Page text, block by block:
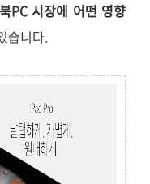
PC 시장에 어떤 영향
습니다.